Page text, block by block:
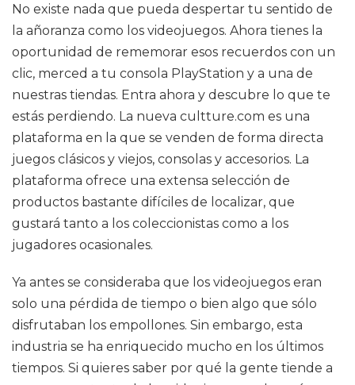
No existe nada que pueda despertar tu sentido de
la añoranza como los videojuegos. Ahora tienes la
oportunidad de rememorar esos recuerdos con un
clic, merced a tu consola PlayStation y a una de
nuestras tiendas. Entra ahora y descubre lo que te
estás perdiendo. La nueva cultture.com es una
plataforma en la que se venden de forma directa
juegos clásicos y viejos, consolas y accesorios. La
plataforma ofrece una extensa selección de
productos bastante difíciles de localizar, que
gustará tanto a los coleccionistas como a los
jugadores ocasionales.
Ya antes se consideraba que los videojuegos eran
solo una pérdida de tiempo o bien algo que sólo
disfrutaban los empollones. Sin embargo, esta
industria se ha enriquecido mucho en los últimos
tiempos. Si quieres saber por qué la gente tiende a